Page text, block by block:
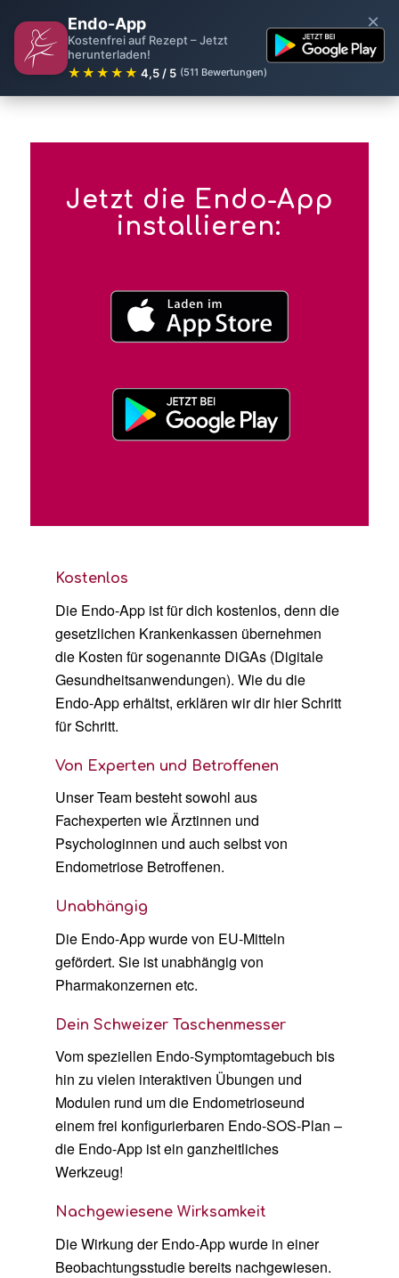
Endo-App
Kostenfrei auf Rezept – Jetzt
herunterladen!
★★★★★ 4,5 / 5 (511 Bewertungen)
×
Jetzt die Endo-App
installieren:
Kostenlos
Die Endo-App ist für dich kostenlos, denn die
gesetzlichen Krankenkassen übernehmen
die Kosten für sogenannte DiGAs (Digitale
Gesundheitsanwendungen). Wie du die
Endo-App erhältst, erklären wir dir hier Schritt
für Schritt.
Von Experten und Betroffenen
Unser Team besteht sowohl aus
Fachexperten wie Ärztinnen und
Psychologinnen und auch selbst von
Endometriose Betroffenen.
Unabhängig
Die Endo-App wurde von EU-Mitteln
gefördert. Sie ist unabhängig von
Pharmakonzernen etc.
Dein Schweizer Taschenmesser
Vom speziellen Endo-Symptomtagebuch bis
hin zu vielen interaktiven Übungen und
Modulen rund um die Endometrioseund
einem frei konfigurierbaren Endo-SOS-Plan –
die Endo-App ist ein ganzheitliches
Werkzeug!
Nachgewiesene Wirksamkeit
Die Wirkung der Endo-App wurde in einer
Beobachtungsstudie bereits nachgewiesen.